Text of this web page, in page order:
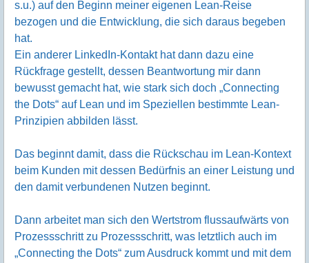
s.u.) auf den Beginn meiner eigenen Lean-Reise
bezogen und die Entwicklung, die sich daraus begeben
hat.
Ein anderer LinkedIn-Kontakt hat dann dazu eine
Rückfrage gestellt, dessen Beantwortung mir dann
bewusst gemacht hat, wie stark sich doch „Connecting
the Dots“ auf Lean und im Speziellen bestimmte Lean-
Prinzipien abbilden lässt.
Das beginnt damit, dass die Rückschau im Lean-Kontext
beim Kunden mit dessen Bedürfnis an einer Leistung und
den damit verbundenen Nutzen beginnt.
Dann arbeitet man sich den Wertstrom flussaufwärts von
Prozessschritt zu Prozessschritt, was letztlich auch im
„Connecting the Dots“ zum Ausdruck kommt und mit dem